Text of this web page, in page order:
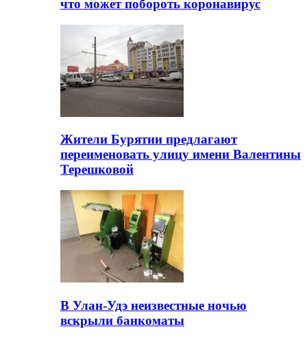
что может побороть коронавирус
Жители Бурятии предлагают
переименовать улицу имени Валентины
Терешковой
В Улан-Удэ неизвестные ночью
вскрыли банкоматы